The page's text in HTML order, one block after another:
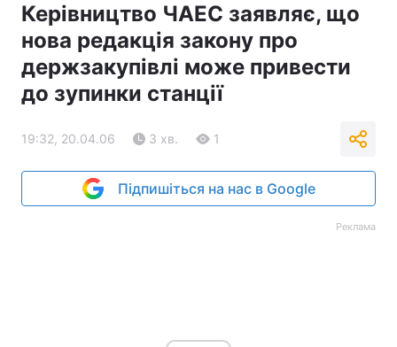
Керівництво ЧАЕС заявляє, що
нова редакція закону про
держзакупівлі може привести
до зупинки станції
19:32, 20.04.06 3 хв. 1
Підпишіться на нас в Google
Реклама